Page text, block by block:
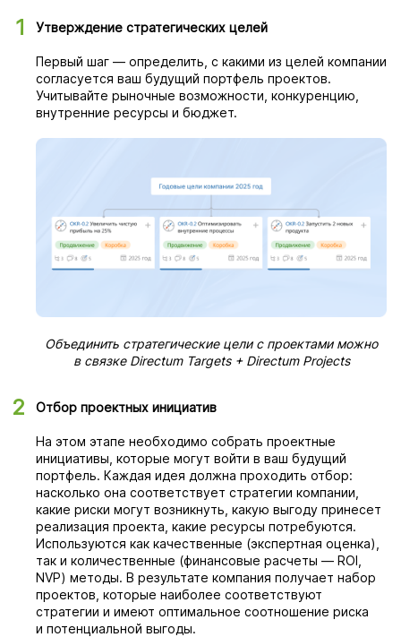
Утверждение стратегических целей
Первый шаг — определить, с какими из целей компании
согласуется ваш будущий портфель проектов.
Учитывайте рыночные возможности, конкуренцию,
внутренние ресурсы и бюджет.
Объединить стратегические цели с проектами можно
в связке Directum Targets + Directum Projects
Отбор проектных инициатив
На этом этапе необходимо собрать проектные
инициативы, которые могут войти в ваш будущий
портфель. Каждая идея должна проходить отбор:
насколько она соответствует стратегии компании,
какие риски могут возникнуть, какую выгоду принесет
реализация проекта, какие ресурсы потребуются.
Используются как качественные (экспертная оценка),
так и количественные (финансовые расчеты — ROI,
NVP) методы. В результате компания получает набор
проектов, которые наиболее соответствуют
стратегии и имеют оптимальное соотношение риска
и потенциальной выгоды.